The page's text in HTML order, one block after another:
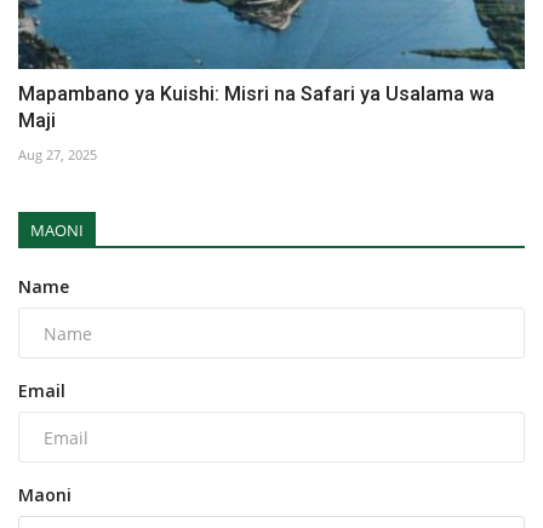
Mapambano ya Kuishi: Misri na Safari ya Usalama wa
Maji
Aug 27, 2025
MAONI
Name
Email
Maoni